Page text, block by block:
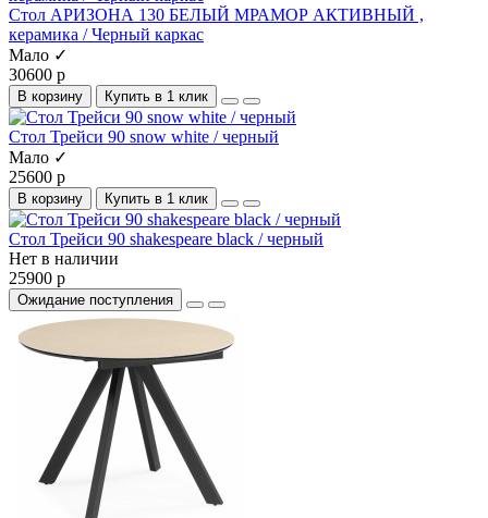
Стол АРИЗОНА 130 БЕЛЫЙ МРАМОР АКТИВНЫЙ ,
керамика / Черный каркас
Мало ✓
30600 р
В корзину Купить в 1 клик
Стол Трейси 90 snow white / черный
Мало ✓
25600 р
В корзину Купить в 1 клик
Стол Трейси 90 shakespeare black / черный
Нет в наличии
25900 р
Ожидание поступления